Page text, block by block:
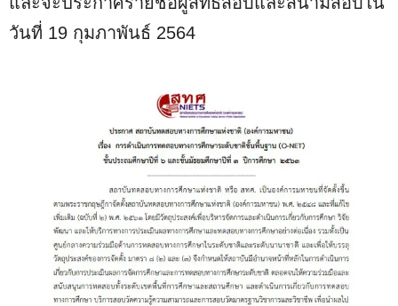
M
วันที่ 19 กุมภาพันธ์ 2564